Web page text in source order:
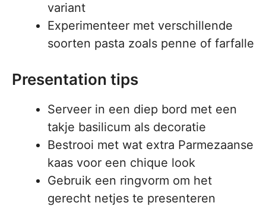
variant
Experimenteer met verschillende
soorten pasta zoals penne of farfalle
Presentation tips
Serveer in een diep bord met een
takje basilicum als decoratie
Bestrooi met wat extra Parmezaanse
kaas voor een chique look
Gebruik een ringvorm om het
gerecht netjes te presenteren